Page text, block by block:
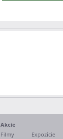
Akcie
Filmy
Expozície